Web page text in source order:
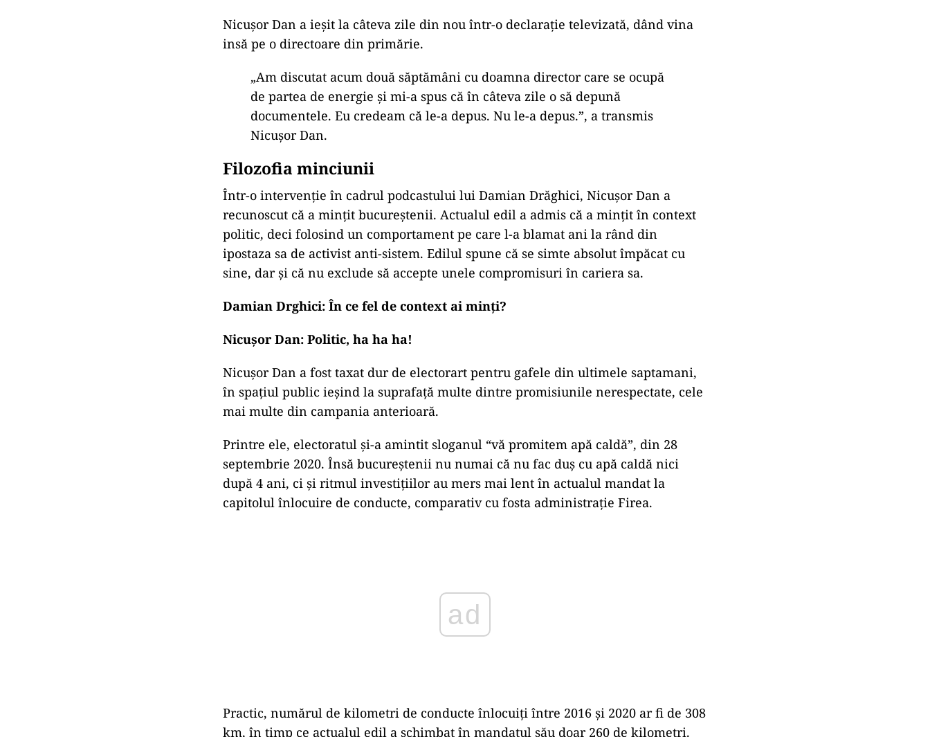
Nicușor Dan a ieșit la câteva zile din nou într-o declarație televizată, dând vina
insă pe o directoare din primărie.
„Am discutat acum două săptămâni cu doamna director care se ocupă
de partea de energie și mi-a spus că în câteva zile o să depună
documentele. Eu credeam că le-a depus. Nu le-a depus.”, a transmis
Nicușor Dan.
Filozofia minciunii
Într-o intervenție în cadrul podcastului lui Damian Drăghici, Nicușor Dan a
recunoscut că a mințit bucureștenii. Actualul edil a admis că a mințit în context
politic, deci folosind un comportament pe care l-a blamat ani la rând din
ipostaza sa de activist anti-sistem. Edilul spune că se simte absolut împăcat cu
sine, dar și că nu exclude să accepte unele compromisuri în cariera sa.
Damian Drghici: În ce fel de context ai minți?
Nicușor Dan: Politic, ha ha ha!
Nicușor Dan a fost taxat dur de electorart pentru gafele din ultimele saptamani,
în spațiul public ieșind la suprafață multe dintre promisiunile nerespectate, cele
mai multe din campania anterioară.
Printre ele, electoratul și-a amintit sloganul “vă promitem apă caldă”, din 28
septembrie 2020. Însă bucureștenii nu numai că nu fac duș cu apă caldă nici
după 4 ani, ci și ritmul investițiilor au mers mai lent în actualul mandat la
capitolul înlocuire de conducte, comparativ cu fosta administrație Firea.
ad
Practic, numărul de kilometri de conducte înlocuiți între 2016 și 2020 ar fi de 308
km, în timp ce actualul edil a schimbat în mandatul său doar 260 de kilometri.